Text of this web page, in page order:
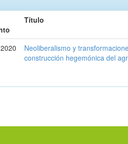
Título
2020
Neoliberalismo y
construcción hegemónica del